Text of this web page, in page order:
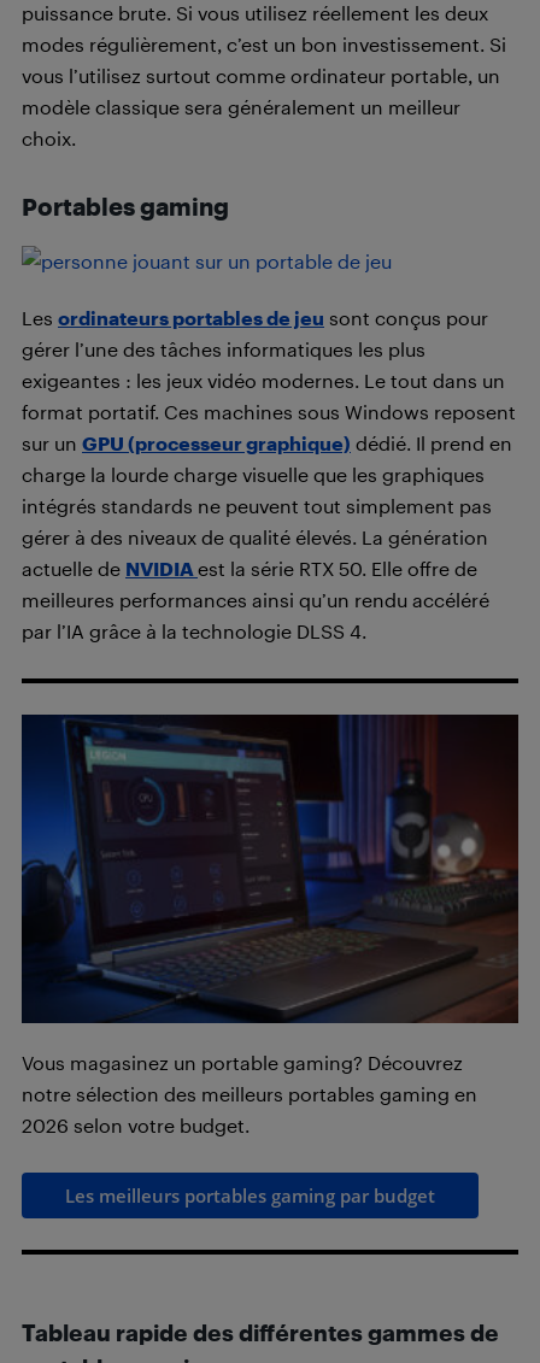
puissance brute. Si vous utilisez réellement les deux
modes régulièrement, c’est un bon investissement. Si
vous l’utilisez surtout comme ordinateur portable, un
modèle classique sera généralement un meilleur
choix.
Portables gaming
Les ordinateurs portables de jeu sont conçus pour
gérer l’une des tâches informatiques les plus
exigeantes : les jeux vidéo modernes. Le tout dans un
format portatif. Ces machines sous Windows reposent
sur un GPU (processeur graphique) dédié. Il prend en
charge la lourde charge visuelle que les graphiques
intégrés standards ne peuvent tout simplement pas
gérer à des niveaux de qualité élevés. La génération
actuelle de NVIDIA est la série RTX 50. Elle offre de
meilleures performances ainsi qu’un rendu accéléré
par l’IA grâce à la technologie DLSS 4.
Vous magasinez un portable gaming? Découvrez
notre sélection des meilleurs portables gaming en
2026 selon votre budget.
Les meilleurs portables gaming par budget
Tableau rapide des différentes gammes de